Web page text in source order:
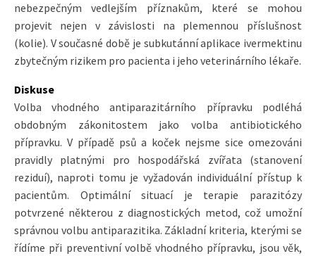
nebezpečným vedlejším příznakům, které se mohou
projevit nejen v závislosti na plemennou příslušnost
(kolie). V současné době je subkutánní aplikace ivermektinu
zbytečným rizikem pro pacienta i jeho veterinárního lékaře.
Diskuse
Volba vhodného antiparazitárního přípravku podléhá
obdobným zákonitostem jako volba antibiotického
přípravku. V případě psů a koček nejsme sice omezováni
pravidly platnými pro hospodářská zvířata (stanovení
reziduí), naproti tomu je vyžadován individuální přístup k
pacientům. Optimální situací je terapie parazitózy
potvrzené některou z diagnostických metod, což umožní
správnou volbu antiparazitika. Základní kriteria, kterými se
řídíme při preventivní volbě vhodného přípravku, jsou věk,